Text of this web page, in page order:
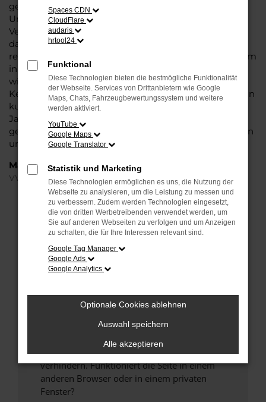
geschaffen für Fahrten in Braunschweig und
Umgebung und überzeugt durch seine erstklassige
Verarbeitung und die Liebe zum Detail. Hinzu kommt,
dass in puncto Ausstattung in dieser Fahrzeugklasse
regelrecht Maßstäbe gesetzt werden, was sich vor allem
in Sachen Assistenzsysteme und Sicherheit
widerspiegelt. Und dann ist da noch das Design, dass
Kenner sprichwörtlich mit der Zunge schnalzen lässt. In
kurzen Worten: für Braunschweig ist eijn VW Golf
Jahreswagen eine perfekte Wahl, alldieweil Sie
gegenüber einem Neuwagen erheblich an Geld sparen
und einen soliden Nachlass bzw. Rabatt erhalten.
Marken
VW
FEHLER: NETWORK ERROR
Beim Laden ist ein Fehler aufgetreten.
Hier sind ein paar Tipps, die dir helfen können:
Überprüfe deine Firewall und deine
Laden andere Webseiten, zum Beispiel deine
Suchmaschine?
Prüfe deine Browsererweiterungen.
Manche Erweiterungen, wie Werbeblocker,
können das Laden bestimmter Seiten
verhindern. Funktioniert die Seite in einem
anderen Browser oder in einem privaten
Fenster?
Spaces CDN
CloudFlare
audaris
hrtool24
Funktional
Diese Technologien bieten die bestmögliche Funktionalität
der Webseite. Services von Drittanbietern wie Google
Maps, Chats, Fahrzeugbewertungssystem und weitere
werden aktiviert.
YouTube
Google Maps
Google Translator
Statistik und Marketing
Diese Technologien ermöglichen es uns, die Nutzung der
Webseite zu analysieren, um die Leistung zu messen und
zu verbessern. Zudem werden Technologien eingesetzt,
die von dritten Werbetreibenden verwendet werden, um
Sie auf anderen Webseiten zu verfolgen und um Anzeigen
zu schalten, die für Ihre Interessen relevant sind.
Google Tag Manager
Google Ads
Google Analytics
Optionale Cookies ablehnen
Auswahl speichern
Alle akzeptieren